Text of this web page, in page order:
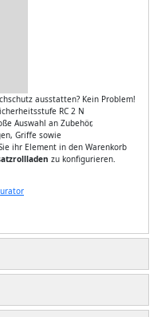
ausstatten? Kein Problem!
RC 2 N
Auswahl an Zubehör,
Griffe sowie
ihr Element in den Warenkorb
zu konfigurieren.